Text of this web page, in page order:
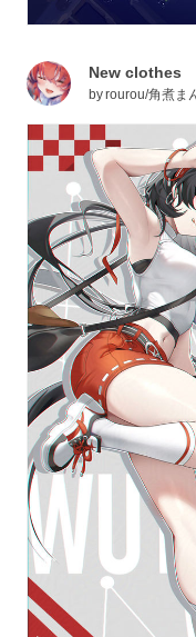
New clothes
byrourou/角煮ま